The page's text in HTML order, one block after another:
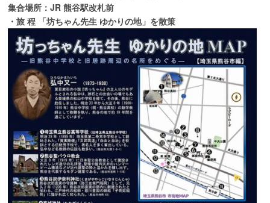
集合場所：JR 熊谷駅改札前
・旅 程 「坊ちゃん先生 ゆかりの地」を散策